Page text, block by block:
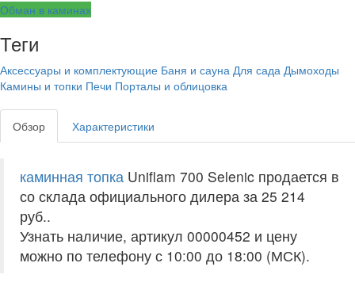
Обман в каминах
Теги
Аксессуары и комплектующие Баня и сауна Для сада Дымоходы
Камины и топки Печи Порталы и облицовка
Обзор Характеристики
каминная топка Uniflam 700 Selenic продается в
со склада официального дилера за 25 214
руб..
Узнать наличие, артикул 00000452 и цену
можно по телефону с 10:00 до 18:00 (МСК).